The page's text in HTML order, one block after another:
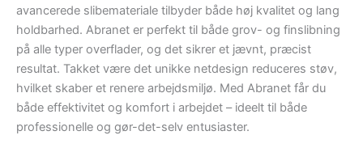
avancerede slibemateriale tilbyder både høj kvalitet og lang
holdbarhed. Abranet er perfekt til både grov- og finslibning
på alle typer overflader, og det sikrer et jævnt, præcist
resultat. Takket være det unikke netdesign reduceres støv,
hvilket skaber et renere arbejdsmiljø. Med Abranet får du
både effektivitet og komfort i arbejdet – ideelt til både
professionelle og gør-det-selv entusiaster.